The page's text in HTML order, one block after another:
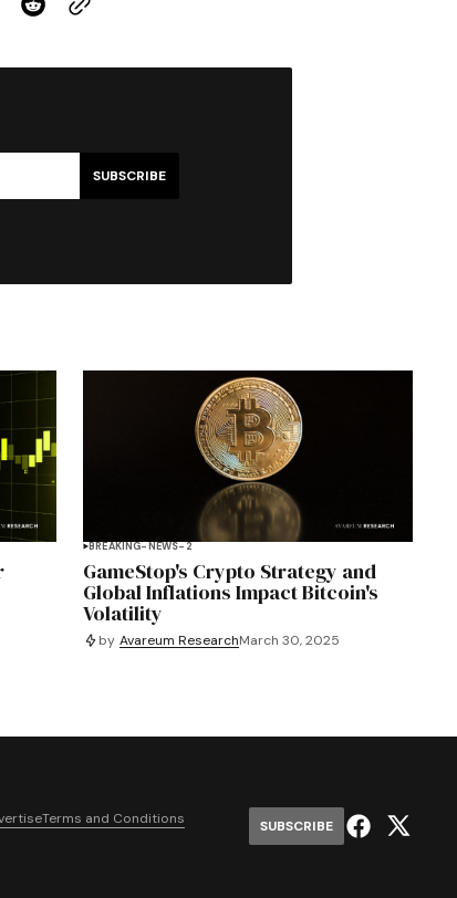
SUBSCRIBE
BREAKING-NEWS-2
GameStop's Crypto Strategy and
Global Inflations Impact Bitcoin's
Volatility
by Avareum ResearchMarch 30, 2025
Terms and Conditions
SUBSCRIBE